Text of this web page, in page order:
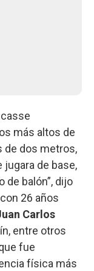
más altos de
de dos metros,
de base,
de balón”, dijo
26 años
Carlos
entre otros
fue
física más